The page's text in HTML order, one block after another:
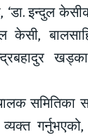
‘डा. इन्दुल
समितिका